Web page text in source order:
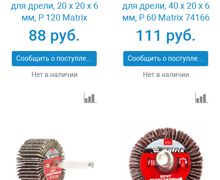
для дрели, 20 х 20 х 6
мм, P 120 Matrix
74104
88 руб.
Сообщить о поступлении
Нет в наличии
для дрели, 40 х 20 х 6
мм, P 60 Matrix 74166
111 руб.
Сообщить о поступлении
Нет в наличии